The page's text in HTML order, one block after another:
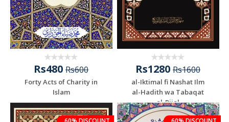
Rs480 Rs600
Forty Acts of Charity in
Islam
Rs1280 Rs1600
al-Iktimal fi Nashat Ilm
al-Hadith wa Tabaqat
al-Rijal